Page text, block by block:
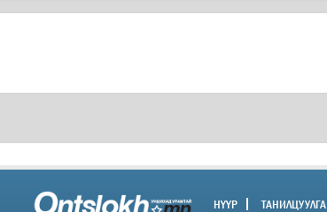
НҮҮР ТАНИЛЦУУЛГА